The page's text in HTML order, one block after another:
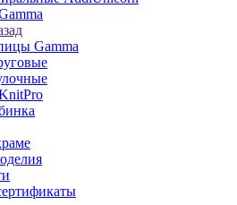
Gamma